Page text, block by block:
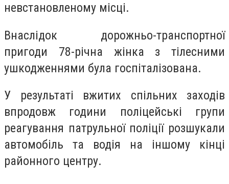
невстановленому місці.
Внаслідок дорожньо-транспортної
пригоди 78-річна жінка з тілесними
ушкодженнями була госпіталізована.
У результаті вжитих спільних заходів
впродовж години поліцейські групи
реагування патрульної поліції розшукали
автомобіль та водія на іншому кінці
районного центру.